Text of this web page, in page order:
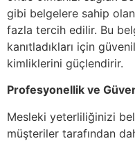
gibi belgelere sahip
fazla tercih edilir. Bu
kanıtladıkları için
kimliklerini güçlendirir.
Profesyonellik ve
Mesleki yeterliliğinizi
müşteriler tarafından